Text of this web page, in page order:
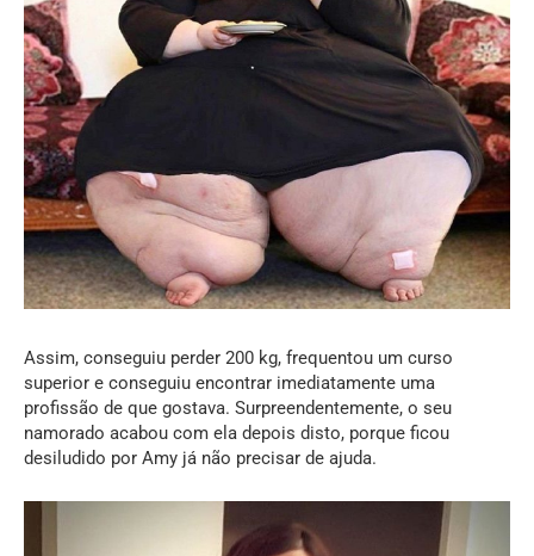
Assim, conseguiu perder 200 kg, frequentou um curso
superior e conseguiu encontrar imediatamente uma
profissão de que gostava. Surpreendentemente, o seu
namorado acabou com ela depois disto, porque ficou
desiludido por Amy já não precisar de ajuda.